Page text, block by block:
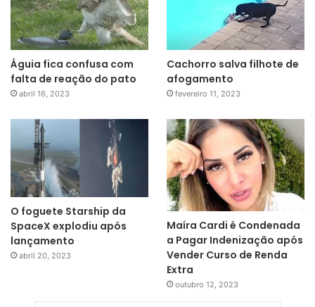
Águia fica confusa com
falta de reação do pato
abril 16, 2023
Cachorro salva filhote de
afogamento
fevereiro 11, 2023
O foguete Starship da
SpaceX explodiu após
lançamento
abril 20, 2023
Maíra Cardi é Condenada
a Pagar Indenização após
Vender Curso de Renda
Extra
outubro 12, 2023